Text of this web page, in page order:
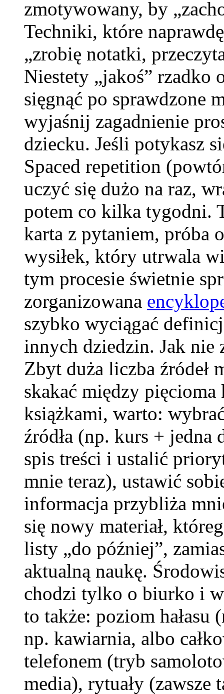
zmotywowany, by
Techniki, które
„zrobię notatki,
Niestety „jakoś” rzadko
sięgnąć po sprawdzone
wyjaśnij zagadnienie
dziecku. Jeśli potykasz
Spaced repetition
uczyć się dużo na raz,
potem co kilka tygodni.
karta z pytaniem, próba
wysiłek, który utrwala
tym procesie świetnie
zorganizowana
szybko wyciągać
innych dziedzin. Jak nie
Zbyt duża liczba źródeł
skakać między
książkami, warto:
źródła (np. kurs + jedna
spis treści i ustalić
mnie teraz), ustawić
informacja przybliża
się nowy materiał,
listy „do później”,
aktualną naukę.
chodzi tylko o biurko i
to także: poziom hałasu
np. kawiarnia, albo
telefonem (tryb
media), rytuały (zawsze